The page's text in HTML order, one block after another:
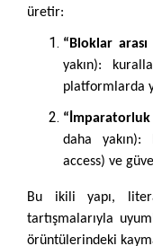
üretir:
“Bloklar
yakın):
platformlarda
daha
access) ve
Bu ikili yapı,
tartışmalarıyla
örüntülerindeki